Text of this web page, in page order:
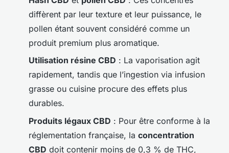
diffèrent par leur texture et leur puissance, le
pollen étant souvent considéré comme un
produit premium plus aromatique.
Utilisation résine CBD : La vaporisation agit
rapidement, tandis que l’ingestion via infusion
grasse ou cuisine procure des effets plus
durables.
Produits légaux CBD : Pour être conforme à la
réglementation française, la concentration
CBD doit contenir moins de 0,3 % de THC,